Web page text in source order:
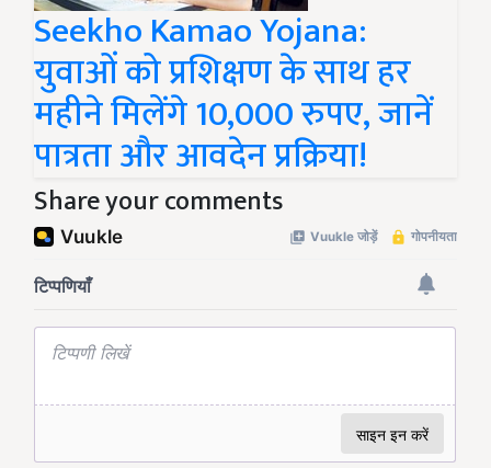
Seekho Kamao Yojana:
युवाओं को प्रशिक्षण के साथ हर
महीने मिलेंगे 10,000 रुपए, जानें
पात्रता और आवदेन प्रक्रिया!
Share your comments